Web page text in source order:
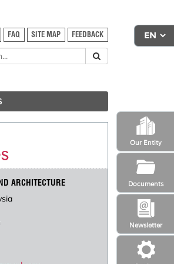
Newsletter
Our Entity
Documents
FAQ SITE MAP FEEDBACK
ARCHITECTURE